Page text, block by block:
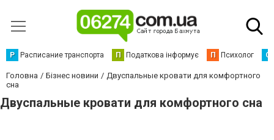
Р Расписание транспорта П Податкова інформує П Психолог С
Головна Бізнес новини
Двуспальные кровати для комфортного
сна
Двуспальные кровати для комфортного сна